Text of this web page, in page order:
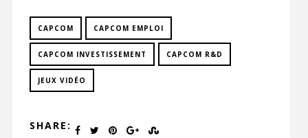
CAPCOM CAPCOM EMPLOI
CAPCOM INVESTISSEMENT CAPCOM R&D
JEUX VIDÉO
SHARE: